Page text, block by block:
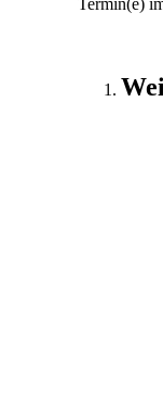
Termin(e)